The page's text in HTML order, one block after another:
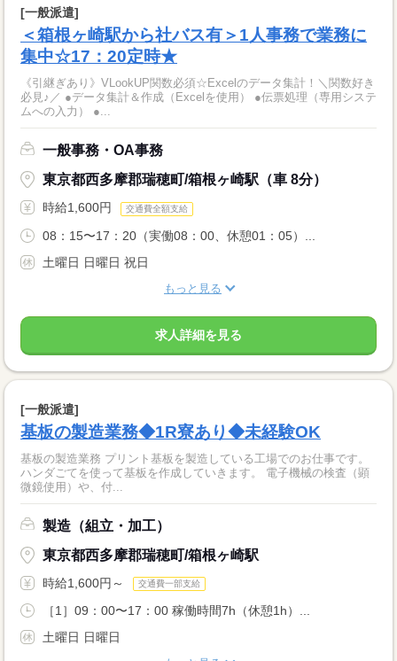
[一般派遣]
＜箱根ヶ崎駅から社バス有＞1人事務で業務に
集中☆17：20定時★
《引継ぎあり》VLookUP関数必須☆Excelのデータ集計！＼関数好き
必見♪／ ●データ集計＆作成（Excelを使用） ●伝票処理（専用システ
ムへの入力） ●...
一般事務・OA事務
東京都西多摩郡瑞穂町/箱根ヶ崎駅（車 8分）
時給1,600円 交通費全額支給
08：15〜17：20（実働08：00、休憩01：05）...
土曜日 日曜日 祝日
もっと見る
求人詳細を見る
[一般派遣]
基板の製造業務◆1R寮あり◆未経験OK
基板の製造業務 プリント基板を製造している工場でのお仕事です。
ハンダごてを使って基板を作成していきます。 電子機械の検査（顕
微鏡使用）や、付...
製造（組立・加工）
東京都西多摩郡瑞穂町/箱根ヶ崎駅
時給1,600円～ 交通費一部支給
［1］09：00〜17：00 稼働時間7h（休憩1h）...
土曜日 日曜日